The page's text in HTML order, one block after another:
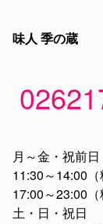
味人 季の蔵
月～金・祝前日
11:30～14:00（
17:00～23:00（
土・日・祝日